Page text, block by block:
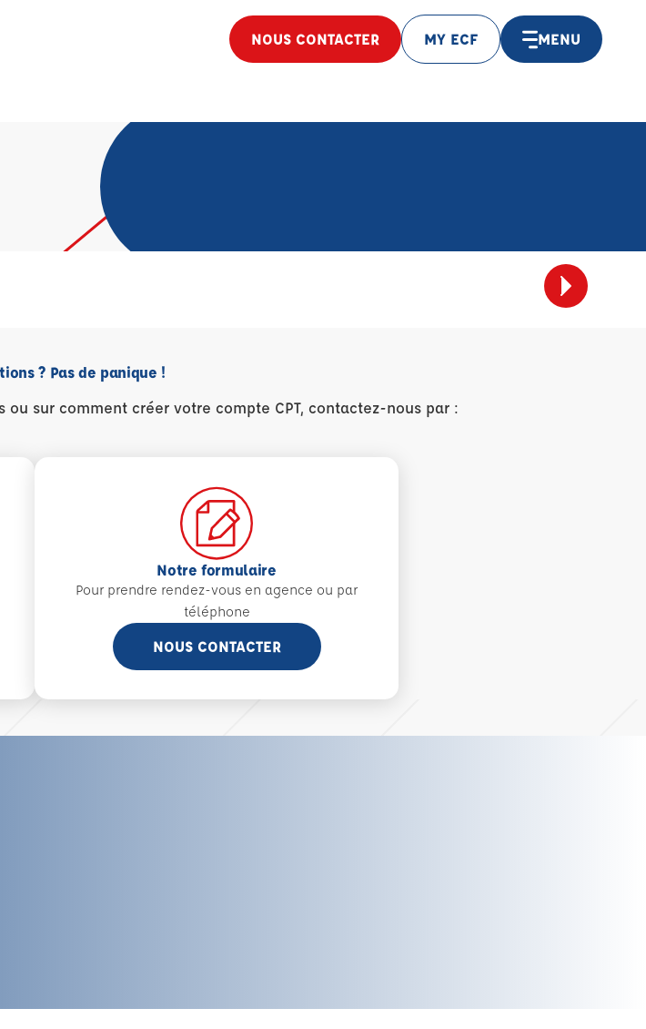
NOUS CONTACTER MY ECF MENU
? Pas de panique !
sur comment créer votre compte CPT, contactez-nous par :
Notre formulaire
Pour prendre rendez-vous en agence ou par
téléphone
NOUS CONTACTER